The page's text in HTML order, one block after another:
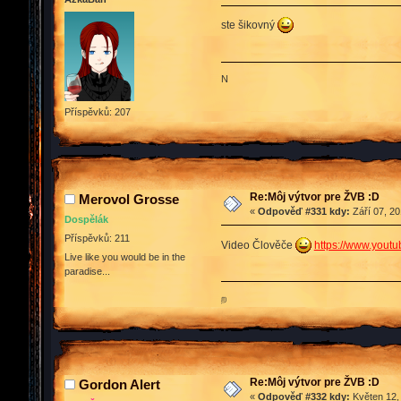
Příspěvků: 207
ste šikovný
N
Merovol Grosse
Dospělák
Příspěvků: 211
Live like you would be in the
paradise...
Re:Môj výtvor pre ŽVB :D
« Odpověď #331 kdy: Září 07,
Video Člověče https://
ற
Gordon Alert Re:Môj výtvor pre ŽVB :D
« Odpověď #332 kdy: Květen